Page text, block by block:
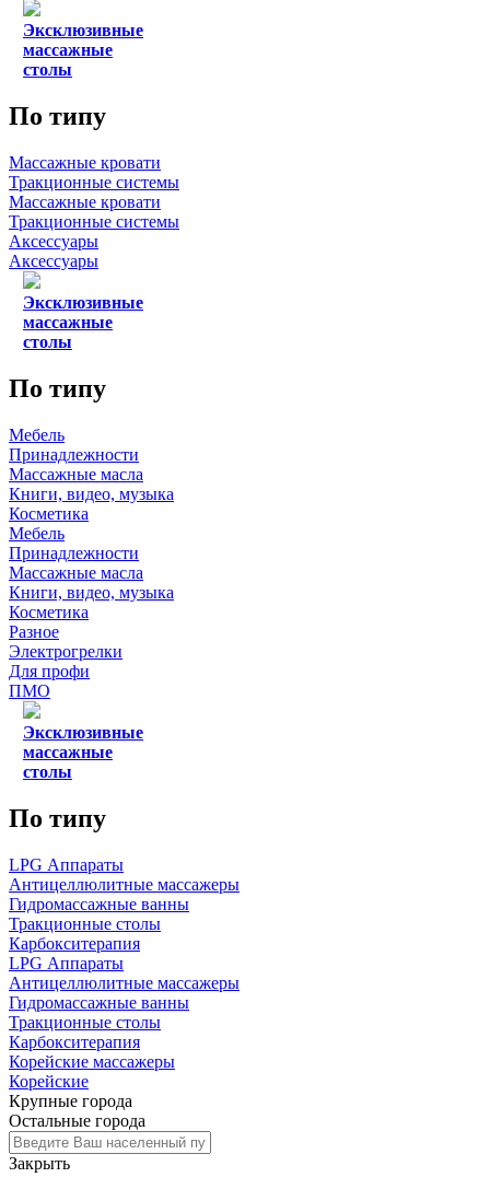
Эксклюзивные
массажные
столы
По типу
Массажные кровати
Тракционные системы
Массажные кровати
Тракционные системы
Аксессуары
Аксессуары
Эксклюзивные
массажные
столы
По типу
Мебель
Принадлежности
Массажные масла
Книги, видео, музыка
Косметика
Мебель
Принадлежности
Массажные масла
Книги, видео, музыка
Косметика
Разное
Электрогрелки
Для профи
ПМО
Эксклюзивные
массажные
столы
По типу
LPG Аппараты
Антицеллюлитные массажеры
Гидромассажные ванны
Тракционные столы
Карбокситерапия
LPG Аппараты
Антицеллюлитные массажеры
Гидромассажные ванны
Тракционные столы
Карбокситерапия
Корейские массажеры
Корейские
Крупные города
Остальные города
Закрыть